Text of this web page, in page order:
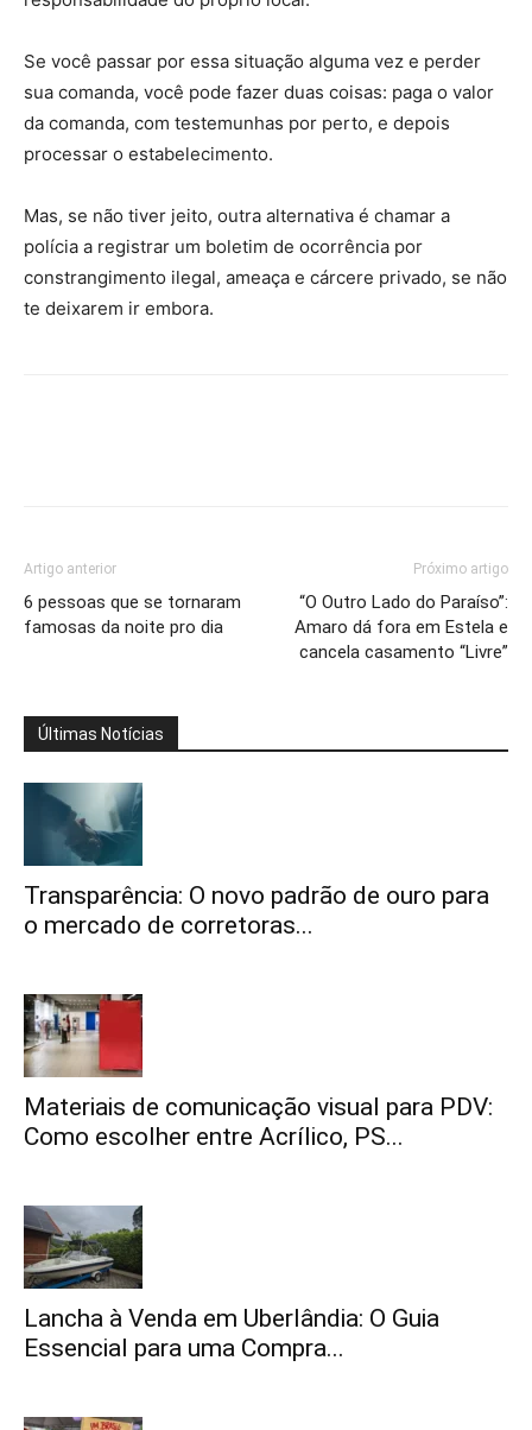
Se você passar por essa situação alguma vez e perder
sua comanda, você pode fazer duas coisas: paga o valor
da comanda, com testemunhas por perto, e depois
processar o estabelecimento.
Mas, se não tiver jeito, outra alternativa é chamar a
polícia a registrar um boletim de ocorrência por
constrangimento ilegal, ameaça e cárcere privado, se não
te deixarem ir embora.
Artigo anterior
6 pessoas que se tornaram
famosas da noite pro dia
Próximo artigo
“O Outro Lado do Paraíso”:
Amaro dá fora em Estela e
cancela casamento “Livre”
Últimas Notícias
Transparência: O novo padrão de ouro para
o mercado de corretoras...
Materiais de comunicação visual para PDV:
Como escolher entre Acrílico, PS...
Lancha à Venda em Uberlândia: O Guia
Essencial para uma Compra...